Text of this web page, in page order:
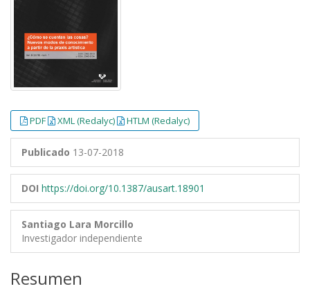
PDF XML (Redalyc) HTLM (Redalyc)
Publicado 13-07-2018
DOI https://doi.org/10.1387/ausart.18901
Santiago Lara Morcillo
Investigador independiente
Resumen